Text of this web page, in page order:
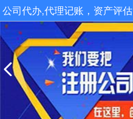
公司代办,代理记账，资产评估